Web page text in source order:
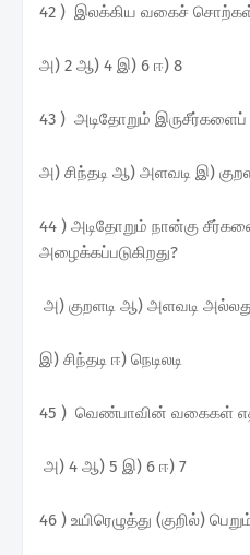
42 ) இலக்கிய வகைச்
அ) 2 ஆ) 4 இ) 6 ஈ) 8
43 ) அடிதோறும் இருசீர்களைப்
அ) சிந்தடி ஆ) அளவடி இ)
44 ) அடிதோறும் நான்கு
அழைக்கப்படுகிறது?
அ) குறளடி ஆ) அளவடி அல்லது
இ) சிந்தடி ஈ) நெடிலடி
45 ) வெண்பாவின் வகைகள்
அ) 4 ஆ) 5 இ) 6 ஈ) 7
46 ) உயிரெழுத்து (குறில்)